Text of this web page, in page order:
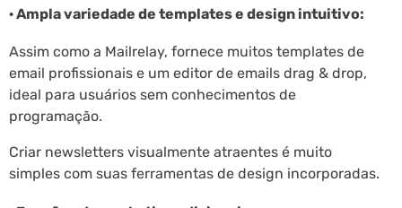
· Ampla variedade de templates e design intuitivo:
Assim como a Mailrelay, fornece muitos templates de
email profissionais e um editor de emails drag & drop,
ideal para usuários sem conhecimentos de
programação.
Criar newsletters visualmente atraentes é muito
simples com suas ferramentas de design incorporadas.